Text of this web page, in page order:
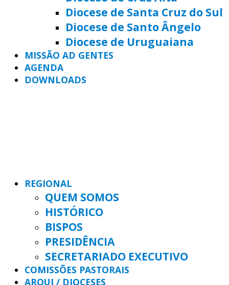
Diocese de Santa Cruz do Sul
Diocese de Santo Ângelo
Diocese de Uruguaiana
MISSÃO AD GENTES
AGENDA
DOWNLOADS
REGIONAL
QUEM SOMOS
HISTÓRICO
BISPOS
PRESIDÊNCIA
SECRETARIADO EXECUTIVO
COMISSÕES PASTORAIS
ARQUI / DIOCESES